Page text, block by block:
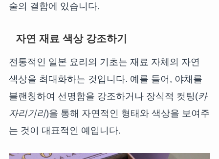
술의 결합에 있습니다.
자연 재료 색상 강조하기
전통적인 일본 요리의 기초는 재료 자체의 자연
색상을 최대화하는 것입니다. 예를 들어, 야채를
블랜칭하여 선명함을 강조하거나 장식적 컷팅(카
자리기리)을 통해 자연적인 형태와 색상을 보여주
는 것이 대표적인 예입니다.